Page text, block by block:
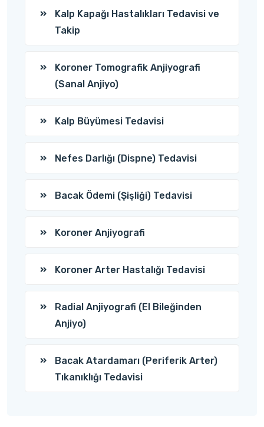
Kalp Kapağı Hastalıkları Tedavisi ve
Takip
Koroner Tomografik Anjiyografi
(Sanal Anjiyo)
Kalp Büyümesi Tedavisi
Nefes Darlığı (Dispne) Tedavisi
Bacak Ödemi (Şişliği) Tedavisi
Koroner Anjiyografi
Koroner Arter Hastalığı Tedavisi
Radial Anjiyografi (El Bileğinden
Anjiyo)
Bacak Atardamarı (Periferik Arter)
Tıkanıklığı Tedavisi